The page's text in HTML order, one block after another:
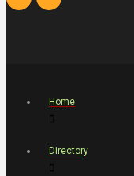
Home
Directory